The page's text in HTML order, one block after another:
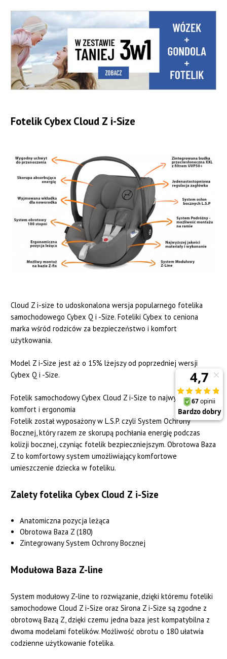
Fotelik Cybex Cloud Z i-Size
Cloud Z i-size to udoskonalona wersja popularnego fotelika
samochodowego Cybex Q i -Size. Foteliki Cybex to ceniona
marka wśród rodziców za bezpieczeństwo i komfort
użytkowania.
Model Z i-Size jest aż o 15% lżejszy od poprzedniej wersji
Cybex Q i -Size.
Fotelik samochodowy Cybex Cloud Z i-Size to najwyższy
komfort i ergonomia
Fotelik został wyposażony w L.S.P. czyli System Ochrony
Bocznej, który razem ze skorupą pochłania energię podczas
kolizji bocznej, czyniąc fotelik bezpieczniejszym. Obrotowa Baza
Z to komfortowy system umożliwiający komfortowe
umieszczenie dziecka w foteliku.
Zalety fotelika Cybex Cloud Z i-Size
Anatomiczna pozycja leżąca
Obrotowa Baza Z (180)
Zintegrowany System Ochrony Bocznej
Modułowa Baza Z-line
System modułowy Z-line to rozwiązanie, dzięki któremu foteliki
samochodowe Cloud Z i-Size oraz Sirona Z i-Size są zgodne z
obrotową Bazą Z, dzięki czemu jedna baza jest kompatybilna z
dwoma modelami fotelików. Możliwość obrotu o 180 ułatwia
codzienne użytkowanie fotelika.